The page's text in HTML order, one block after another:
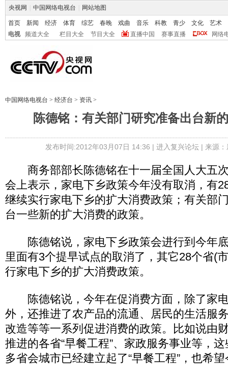
央视网 中国网络电视台 网站地图
首页 新闻 经济 体育 综艺 春晚 戏曲 音乐 科教 青少 文化
艺术
电视
频道大全 栏目大全 节目大全 直播中国 赛事直播 网络
中国网络电视台 > 经济台 > 资讯 >
陈德铭：有关部门研究准备出台新
发布时间:2012年03月07日 14:36 | 进入复兴论坛| 来源
商务部部长陈德铭在十一届全国人大五
会上表示，家电下乡政策今年没有取消，有
继续实行家电下乡的扩大消费政策；有关部
台一些新的扩大消费的政策。
陈德铭说，家电下乡政策会进行到今年
里面有3个提早试点的取消了，其它28个省(
行家电下乡的扩大消费政策。
陈德铭说，今年在促消费方面，除了家
外，还推进了农产品的流通、居民的生活服
改造等等一系列促进消费的政策。比如说由
推进的各省“早餐工程”、家政服务事业等，
多省会城市已经建立起了“早餐工程”，也希